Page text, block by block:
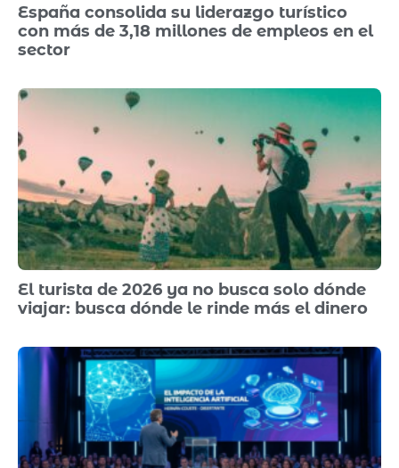
España consolida su liderazgo turístico
con más de 3,18 millones de empleos en el
sector
El turista de 2026 ya no busca solo dónde
viajar: busca dónde le rinde más el dinero